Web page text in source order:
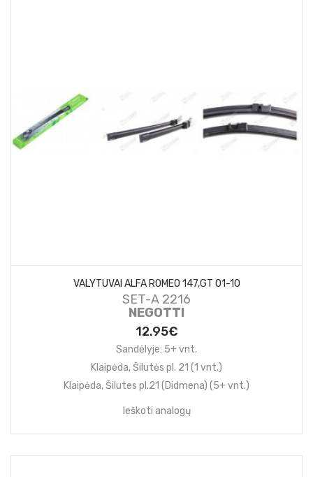
VALYTUVAI ALFA ROMEO 147,GT 01-10
SET-A 2216
NEGOTTI
12.95€
Sandėlyje: 5+ vnt.
Klaipėda, Šilutės pl. 21 (1 vnt.)
Klaipėda, Šilutes pl.21 (Didmena) (5+ vnt.)
Ieškoti analogų